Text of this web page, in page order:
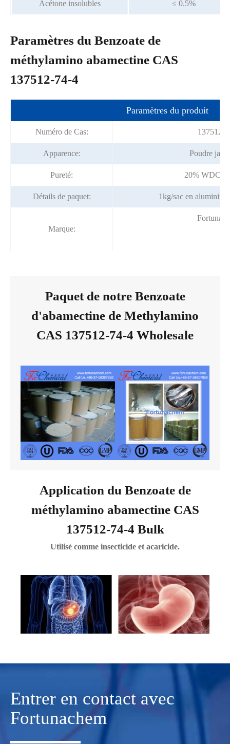
Acétone insolubles ≤ 0.5%
Paramètres du Benzoate de
méthylamino abamectine CAS
137512-74-4
Paramètres du produit
Numéro de Cas: 137512-
Apparence: Poudre
Pureté: 20% WDC;
Détails de paquet: 1kg/sac en
Marque:
Paquet de notre Benzoate
d'abamectine de Methylamino
CAS 137512-74-4 Wholesale
Application du Benzoate de
méthylamino abamectine CAS
137512-74-4 Bulk
Utilisé comme insecticide et acaricide.
Entrer en contact avec
Fortunachem